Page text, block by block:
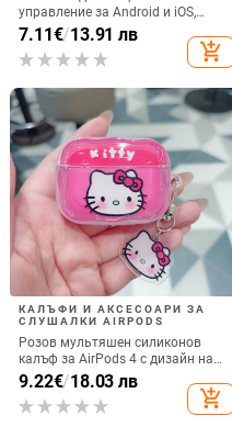
управление за Android и iOS,
универсално за снимки и
видеозаписи, модел 6-key tremolo,
Vernon, ABS материал, тегло 15 g
7.11€/13.91 лв
add_shopping_cart
КАЛЪФИ И АКСЕСОАРИ ЗА
СЛУШАЛКИ AIRPODS
Розов мультяшен силиконов
калъф за AirPods 4 с дизайн на
котка
9.22€/18.03 лв
add_shopping_cart